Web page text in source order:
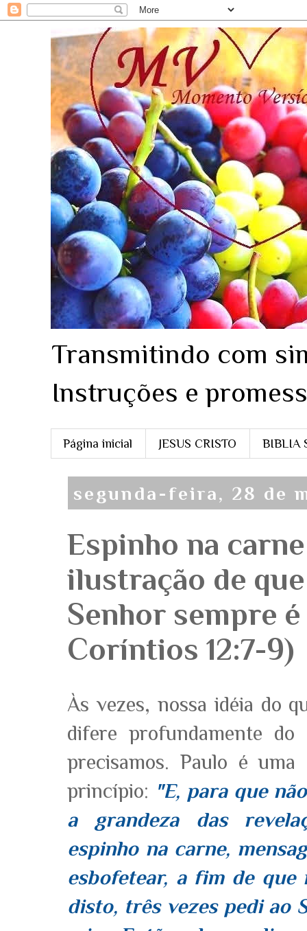
Transmitindo com
Instruções e
Página inicial JESUS CRISTO BIBLIA
segunda-feira, 28 de
Espinho na
ilustração de
Senhor sempre
Coríntios 12:7-9)
Às vezes, nossa idéia do
difere profundamente
precisamos. Paulo é uma
princípio: "E, para que
a grandeza das
espinho na carne,
esbofetear, a fim de que
disto, três vezes pedi ao